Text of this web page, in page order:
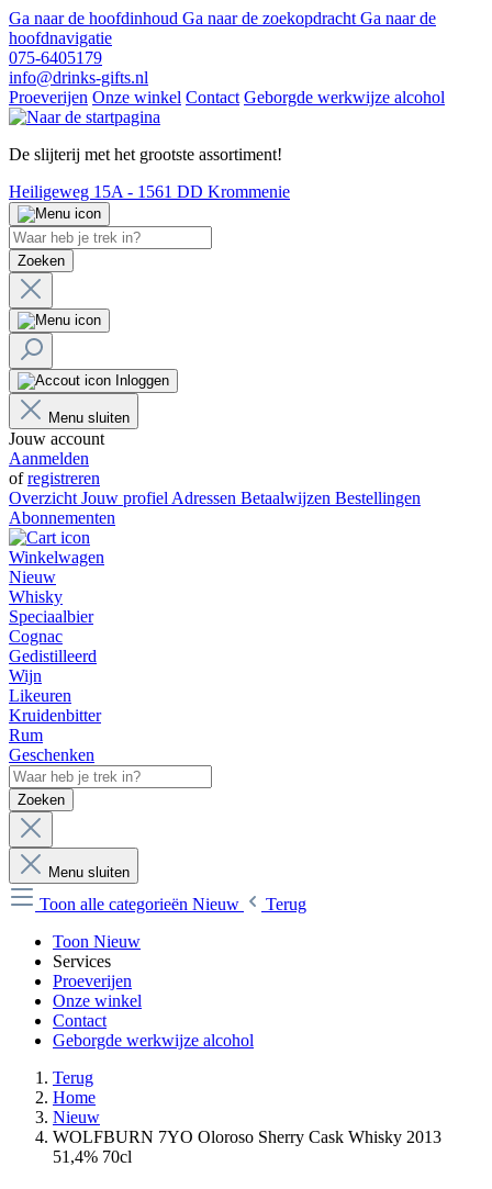
Ga naar de hoofdinhoud Ga naar de zoekopdracht Ga naar de
hoofdnavigatie
075-6405179
info@drinks-gifts.nl
Proeverijen Onze winkel Contact Geborgde werkwijze alcohol
De slijterij met het grootste assortiment!
Heiligeweg 15A - 1561 DD Krommenie
Zoeken
Inloggen
Menu sluiten
Jouw account
Aanmelden
ofregistreren
Overzicht Jouw profiel Adressen Betaalwijzen Bestellingen
Abonnementen
Winkelwagen
Nieuw
Whisky
Speciaalbier
Cognac
Gedistilleerd
Wijn
Likeuren
Kruidenbitter
Rum
Geschenken
Zoeken
Menu sluiten
Toon alle categorieën Nieuw
Terug
Toon Nieuw
Services
Proeverijen
Onze winkel
Contact
Geborgde werkwijze alcohol
Terug
Home
Nieuw
WOLFBURN 7YO Oloroso Sherry Cask Whisky 2013
51,4% 70cl